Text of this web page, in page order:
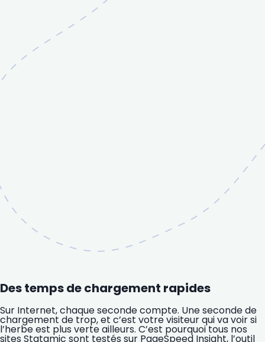
Des temps de chargement rapides
Sur Internet, chaque seconde compte. Une seconde de
chargement de trop, et c’est votre visiteur qui va voir si
l’herbe est plus verte ailleurs. C’est pourquoi tous nos
sites Statamic sont testés sur PageSpeed Insight, l’outil